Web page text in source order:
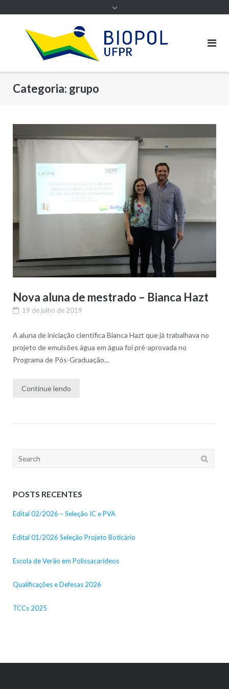
Categoria: grupo
Nova aluna de mestrado – Bianca Hazt
19 de julho de 2019
A aluna de iniciação científica Bianca Hazt que já trabalhava no
projeto de emulsões água em água foi pré-aprovada no
Programa de Pós-Graduação...
Continue lendo
Search
POSTS RECENTES
Edital 02/2026 – Seleção IC e PVA
Edital 01/2026 Seleção Projeto Boticário
Escola de Verão em Polissacarídeos
Qualificações e Defesas 2026
TCCs 2025